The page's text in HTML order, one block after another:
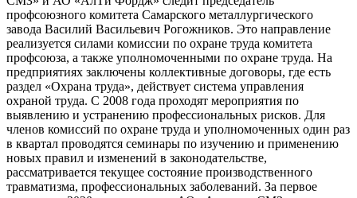
профсоюзного комитета Самарского металлургического
завода Василий Васильевич Рогожников. Это направление
реализуется силами комиссии по охране труда комитета
профсоюза, а также уполномоченными по охране труда. На
предприятиях заключены коллективные договоры, где есть
раздел «Охрана труда», действует система управления
охраной труда. С 2008 года проходят мероприятия по
выявлению и устранению профессиональных рисков. Для
членов комиссий по охране труда и уполномоченных один раз
в квартал проводятся семинары по изучению и применению
новых правил и изменений в законодательстве,
рассматривается текущее состояние производственного
травматизма, профессиональных заболеваний. За первое